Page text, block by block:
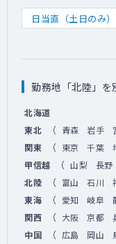
日当直（土日のみ）
勤務地「北陸」を
北海道
東北
（ 青森 岩手
関東 （ 東京 千葉
甲信越 （ 山梨 長野
北陸 （ 富山 石川
東海 （ 愛知 岐阜
関西 （ 大阪 京都
中国 （ 広島 岡山